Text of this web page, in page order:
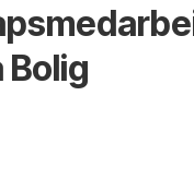
Bolig